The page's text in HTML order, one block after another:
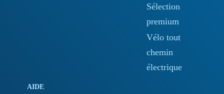
Sélection
premium
Vélo tout
chemin
électrique
AIDE